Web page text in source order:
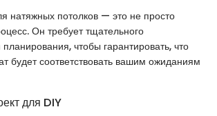
натяжных потолков — это не просто
Он требует тщательного
чтобы гарантировать, что
будет соответствовать вашим ожиданиям
для DIY